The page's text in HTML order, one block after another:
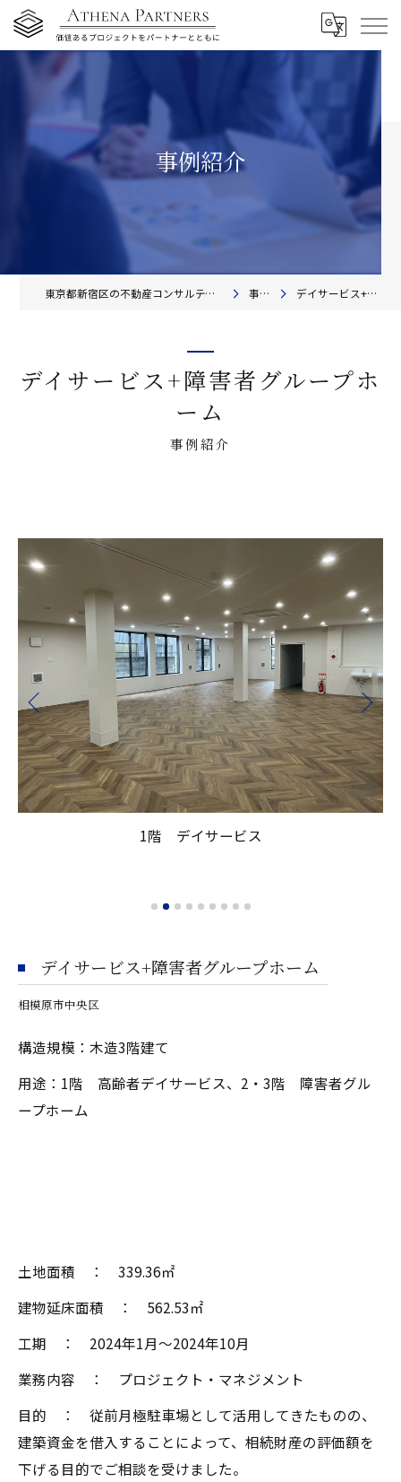
事例紹介
東京都新宿区の不動産コンサルティングならアテナ・パートナーズ株式会社 事例紹介 デイサービス+障害者グループホーム
事例紹介
デイサービス+障害者グループホ
ーム
1階 デイサービス
デイサービス+障害者グループホーム
相模原市中央区
構造規模：木造3階建て
用途：1階 高齢者デイサービス、2・3階 障害者グル
ープホーム
土地面積 ： 339.36㎡
建物延床面積 ： 562.53㎡
工期 ： 2024年1月～2024年10月
業務内容 ： プロジェクト・マネジメント
目的 ： 従前月極駐車場として活用してきたものの、
建築資金を借入することによって、相続財産の評価額を
下げる目的でご相談を受けました。